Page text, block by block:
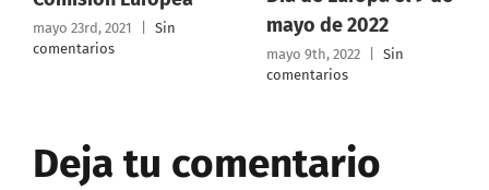
mayo 23rd, 2021
Sin
comentarios
mayo de 2022
mayo 9th, 2022
Sin
comentarios
Deja tu comentario